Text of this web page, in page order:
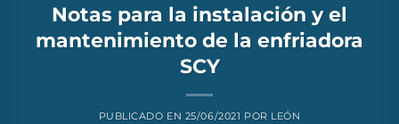
Notas para la instalación y el
mantenimiento de la enfriadora
SCY
PUBLICADO EN 25/06/2021 POR LEÓN